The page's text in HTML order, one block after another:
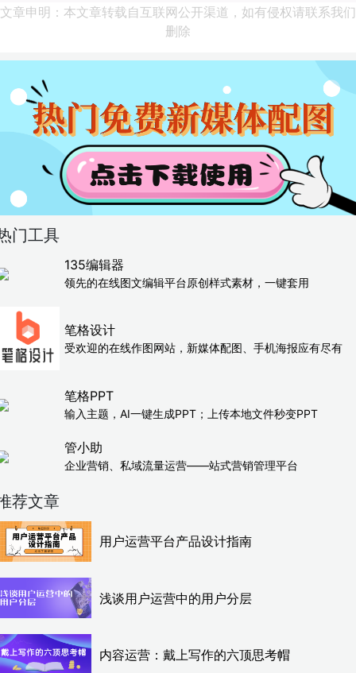
文章申明：本文章转载自互联网公开渠道，如有侵权请联系我们
删除
门工具
135编辑器
领先的在线图文编辑平台原创样式素材，一键套用
笔格设计
受欢迎的在线作图网站，新媒体配图、手机海报应有尽有
笔格PPT
输入主题，AI一键生成PPT；上传本地文件秒变PPT
管小助
企业营销、私域流量运营——站式营销管理平台
荐文章
用户运营平台产品设计指南
浅谈用户运营中的用户分层
内容运营：戴上写作的六顶思考帽